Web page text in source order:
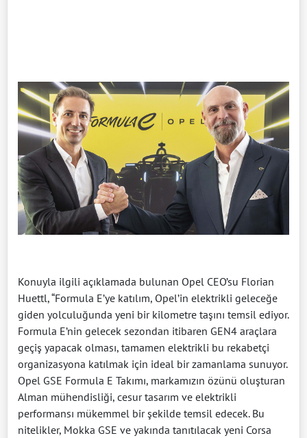
Konuyla ilgili açıklamada bulunan Opel CEO’su Florian
Huettl, “Formula E’ye katılım, Opel’in elektrikli geleceğe
giden yolculuğunda yeni bir kilometre taşını temsil ediyor.
Formula E’nin gelecek sezondan itibaren GEN4 araçlara
geçiş yapacak olması, tamamen elektrikli bu rekabetçi
organizasyona katılmak için ideal bir zamanlama sunuyor.
Opel GSE Formula E Takımı, markamızın özünü oluşturan
Alman mühendisliği, cesur tasarım ve elektrikli
performansı mükemmel bir şekilde temsil edecek. Bu
nitelikler, Mokka GSE ve yakında tanıtılacak yeni Corsa